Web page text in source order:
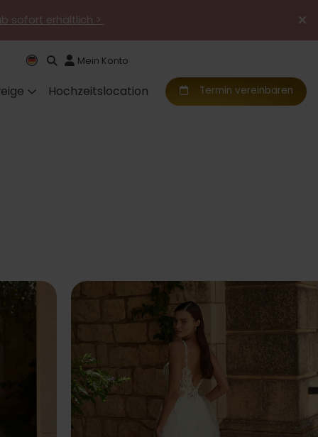
sofort erhältlich >
Mein Konto
Hochzeitslocation Termin vereinbaren